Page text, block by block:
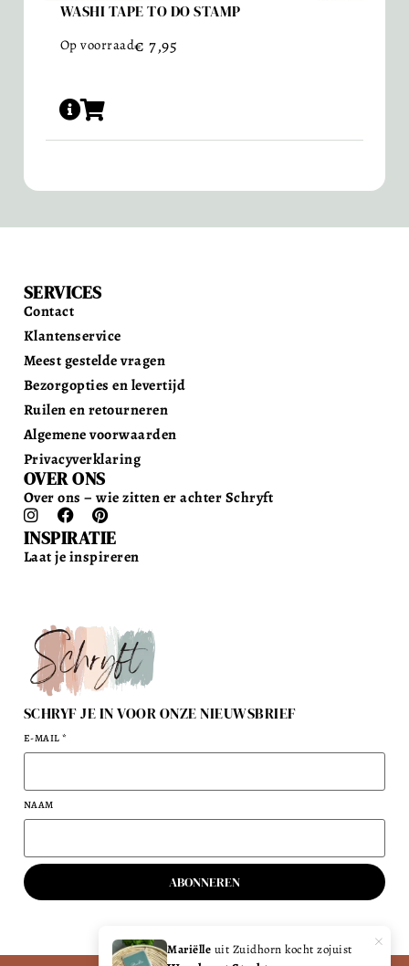
WASHI TAPE TO DO STAMP
Op voorraad€ 7,95
SCHRYF JE IN VOOR ONZE NIEUWSBRIEF
E-MAIL*
NAAM
ABONNEREN
SERVICES
Contact
Klantenservice
Meest gestelde vragen
Bezorgopties en levertijd
Ruilen en retourneren
Algemene voorwaarden
Privacyverklaring
OVER ONS
Over ons – wie zitten er achter Schryft
INSPIRATIE
Laat je inspireren
Mariëlle uit Zuidhorn kocht zojuist ×